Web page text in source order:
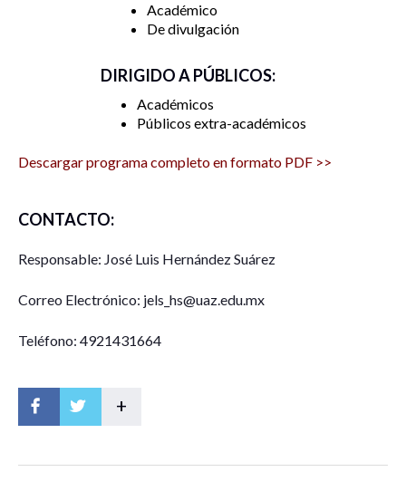
Académico
De divulgación
DIRIGIDO A PÚBLICOS:
Académicos
Públicos extra-académicos
Descargar programa completo en formato PDF >>
CONTACTO:
Responsable: José Luis Hernández Suárez
Correo Electrónico: jels_hs@uaz.edu.mx
Teléfono: 4921431664
+